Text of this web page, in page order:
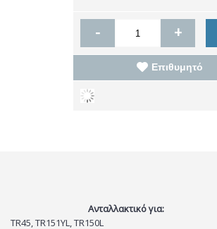
- +
Επιθυμητό
Ανταλλακτικό για:
TR45, TR151YL, TR150L